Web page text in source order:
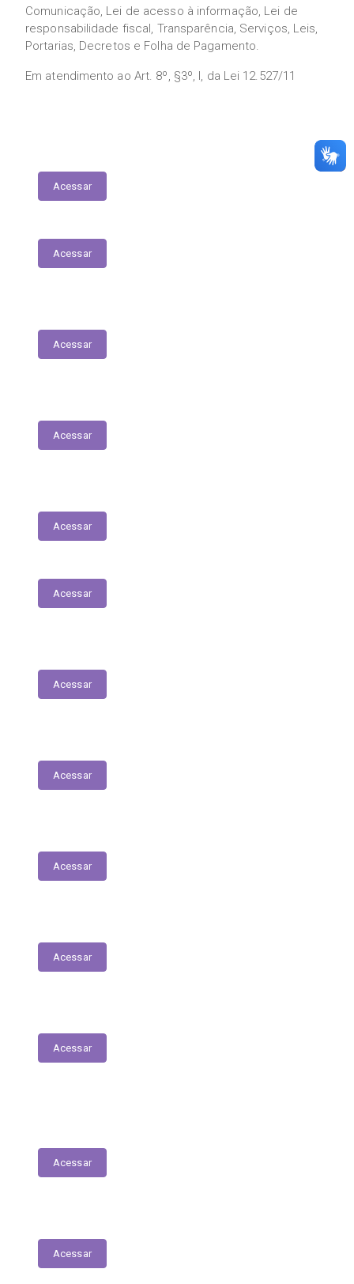
Comunicação, Lei de acesso à informação, Lei de
responsabilidade fiscal, Transparência, Serviços, Leis,
Portarias, Decretos e Folha de Pagamento.
Em atendimento ao Art. 8º, §3º, I, da Lei 12.527/11
Acessar
Acessar
Acessar
Acessar
Acessar
Acessar
Acessar
Acessar
Acessar
Acessar
Acessar
Acessar
Acessar